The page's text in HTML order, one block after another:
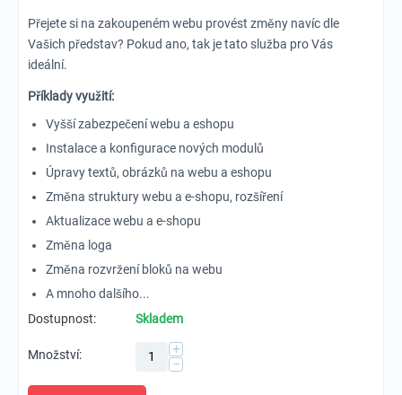
Přejete si na zakoupeném webu provést změny navíc dle
Vašich představ? Pokud ano, tak je tato služba pro Vás
ideální.
Příklady využití:
Vyšší zabezpečení webu a eshopu
Instalace a konfigurace nových modulů
Úpravy textů, obrázků na webu a eshopu
Změna struktury webu a e-shopu, rozšíření
Aktualizace webu a e-shopu
Změna loga
Změna rozvržení bloků na webu
A mnoho dalšího...
Dostupnost:
Skladem
Množství:
+
−